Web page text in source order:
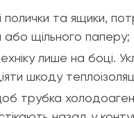
полички та ящики,
або щільного паперу;
лише на боці.
шкоду
трубка